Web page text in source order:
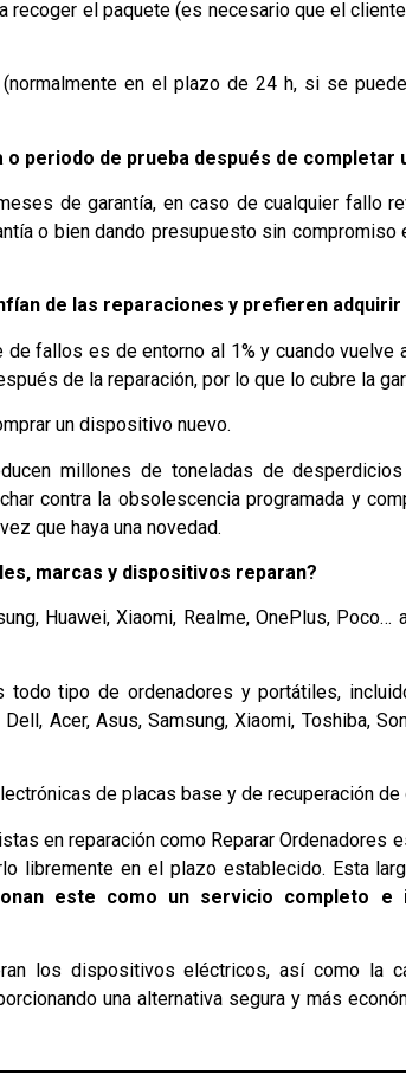
recoger el paquete (es necesario que el
en el plazo de 24 h, si se
periodo de prueba después de completar
de garantía, en caso de cualquier fallo
o bien dando presupuesto sin compromiso
de las reparaciones y prefieren
fallos es de entorno al 1% y cuando
de la reparación, por lo que lo cubre la
un dispositivo nuevo.
millones de toneladas de
contra la obsolescencia programada y
que haya una novedad.
marcas y dispositivos reparan?
Huawei, Xiaomi, Realme, OnePlus,
todo tipo de ordenadores y portátiles,
Acer, Asus, Samsung, Xiaomi, Toshiba,
de placas base y de recuperación de
en reparación como Reparar Ordenadores
libremente en el plazo establecido. Esta
este como un servicio completo e
los dispositivos eléctricos, así como la
una alternativa segura y más